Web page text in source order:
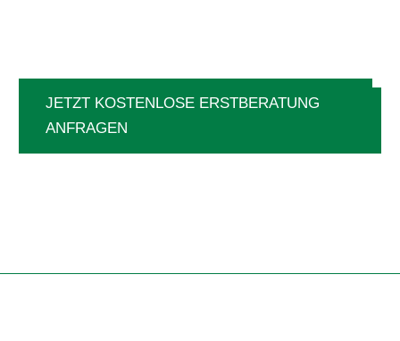
JETZT KOSTENLOSE ERSTBERATUNG
ANFRAGEN